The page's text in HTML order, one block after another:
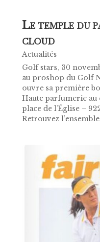
LE TEMPLE DU
CLOUD
Actualités
Golf stars, 30
au proshop du Golf
ouvre sa première
Haute parfumerie au
place de l’Église –
Retrouvez